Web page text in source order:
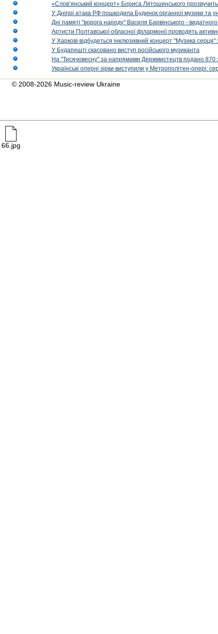
«Слов’янський концерт» Бориса Лятошинського
У Дніпрі атака РФ пошкодила Будинок органної музики та
Дні памяті "ворога народу" Василя Барвінського -
Артисти Полтавської обласної філармонії проводять
У Харкові відбудеться інклюзивний концерт "Музика
У Будапешті скасовано виступ російського музиканта
На "Тисячовесну" за напрямами Держмистецтв подано 870
Українські оперні зірки виступили у Метрополітен-опері:
© 2008-2026 Music-review Ukraine
66.jpg